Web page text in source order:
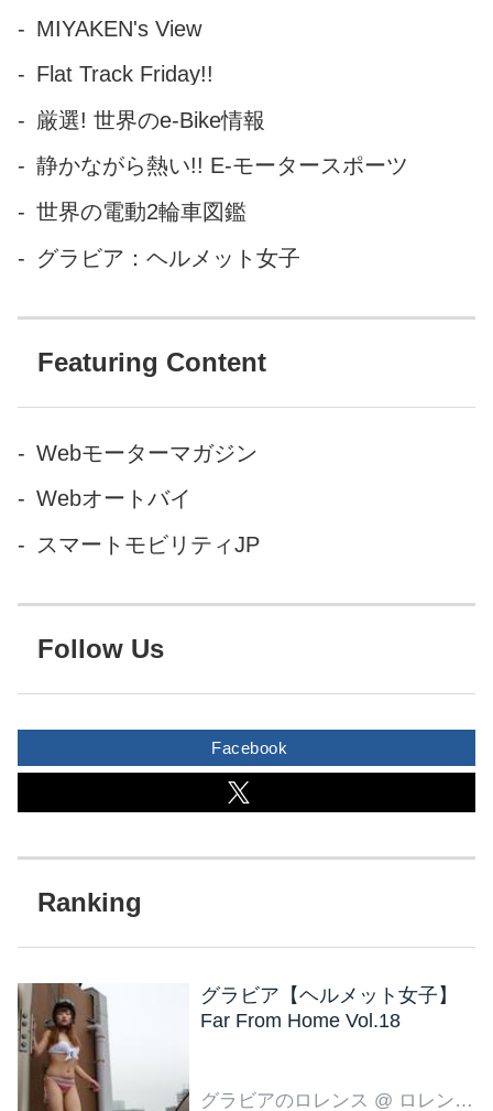
較試乗記より） これまでのM
ペの存在感 「サーキット走行
を目的としたクルマで一般道
でBMW M社がプロデュースし
たＭモデルは、すでにBMWの
MIYAKEN's View
Flat Track Friday!!
厳選! 世界のe-Bike情報
静かながら熱い!! E-モータースポーツ
世界の電動2輪車図鑑
グラビア：ヘルメット女子
Featuring Content
Webモーターマガジン
Webオートバイ
スマートモビリティJP
Follow Us
Facebook
グラビア【ヘルメット女子】
Far From Home Vol.18
グラビアのロレンス @ ロレンス編集部